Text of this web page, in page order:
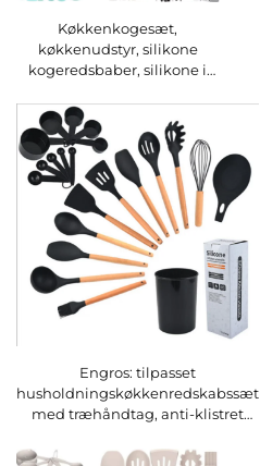
Køkkenkogesæt,
køkkenudstyr, silikone
kogeredsbaber, silikone i
kokkekniv,
kombinationssæt
Engros: tilpasset
husholdningskøkkenredskabssæt
med træhåndtag, anti-klistret
bagning